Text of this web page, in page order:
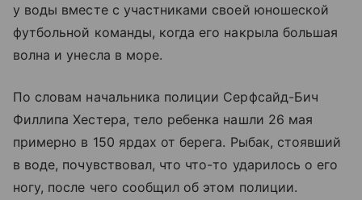
у воды вместе с участниками своей юношеской
футбольной команды, когда его накрыла большая
волна и унесла в море.
По словам начальника полиции Серфсайд-Бич
Филлипа Хестера, тело ребенка нашли 26 мая
примерно в 150 ярдах от берега. Рыбак, стоявший
в воде, почувствовал, что что-то ударилось о его
ногу, после чего сообщил об этом полиции.